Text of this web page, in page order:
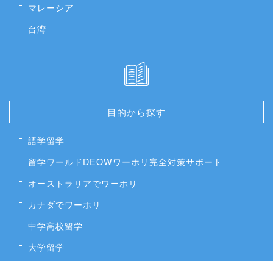
マレーシア
台湾
目的から探す
語学留学
留学ワールドDEOWワーホリ完全対策サポート
オーストラリアでワーホリ
カナダでワーホリ
中学高校留学
大学留学